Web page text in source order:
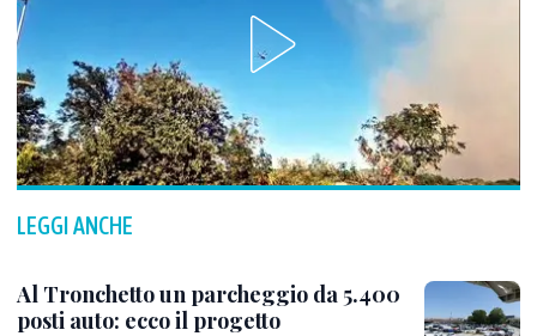
LEGGI ANCHE
Al Tronchetto un parcheggio da 5.400
posti auto: ecco il progetto